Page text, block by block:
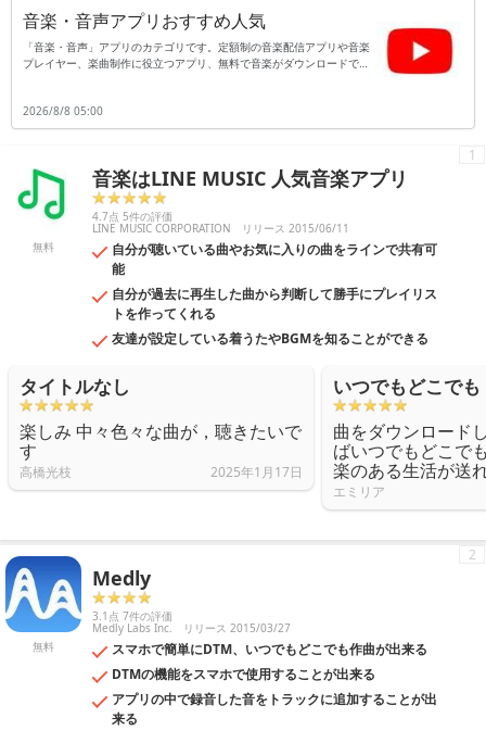
音楽・音声アプリおすすめ人気
「音楽・音声」アプリのカテゴリです。定額制の音楽配信アプリや音楽
プレイヤー、楽曲制作に役立つアプリ、無料で音楽がダウンロードでき
り、入店したショップで流れているバックミュージックを理解し、以降
にはその楽曲が何なのかを正確に探り当ててくれるアプリや、気になる
リは一部無料・有料版を含みます。
2026/8/8 05:00
無料
音楽はLINE MUSIC 人気音楽アプリ
4.7点 5件の評価
LINE MUSIC CORPORATION リリース 2015/06/11
自分が聴いている曲やお気に入りの曲をラインで共有可
能
自分が過去に再生した曲から判断して勝手にプレイリス
トを作ってくれる
友達が設定している着うたやBGMを知ることができる
1
タイトルなし
楽しみ 中々色々な曲が，聴きたいで
す
高橋光枝 2025年1月17日
いつでもどこでも
曲をダウンロード
ばいつでもどこで
楽のある生活が送
エミリア
無料
Medly
3.1点 7件の評価
Medly Labs Inc. リリース 2015/03/27
スマホで簡単にDTM、いつでもどこでも作曲が出来る
DTMの機能をスマホで使用することが出来る
アプリの中で録音した音をトラックに追加することが出
来る
2